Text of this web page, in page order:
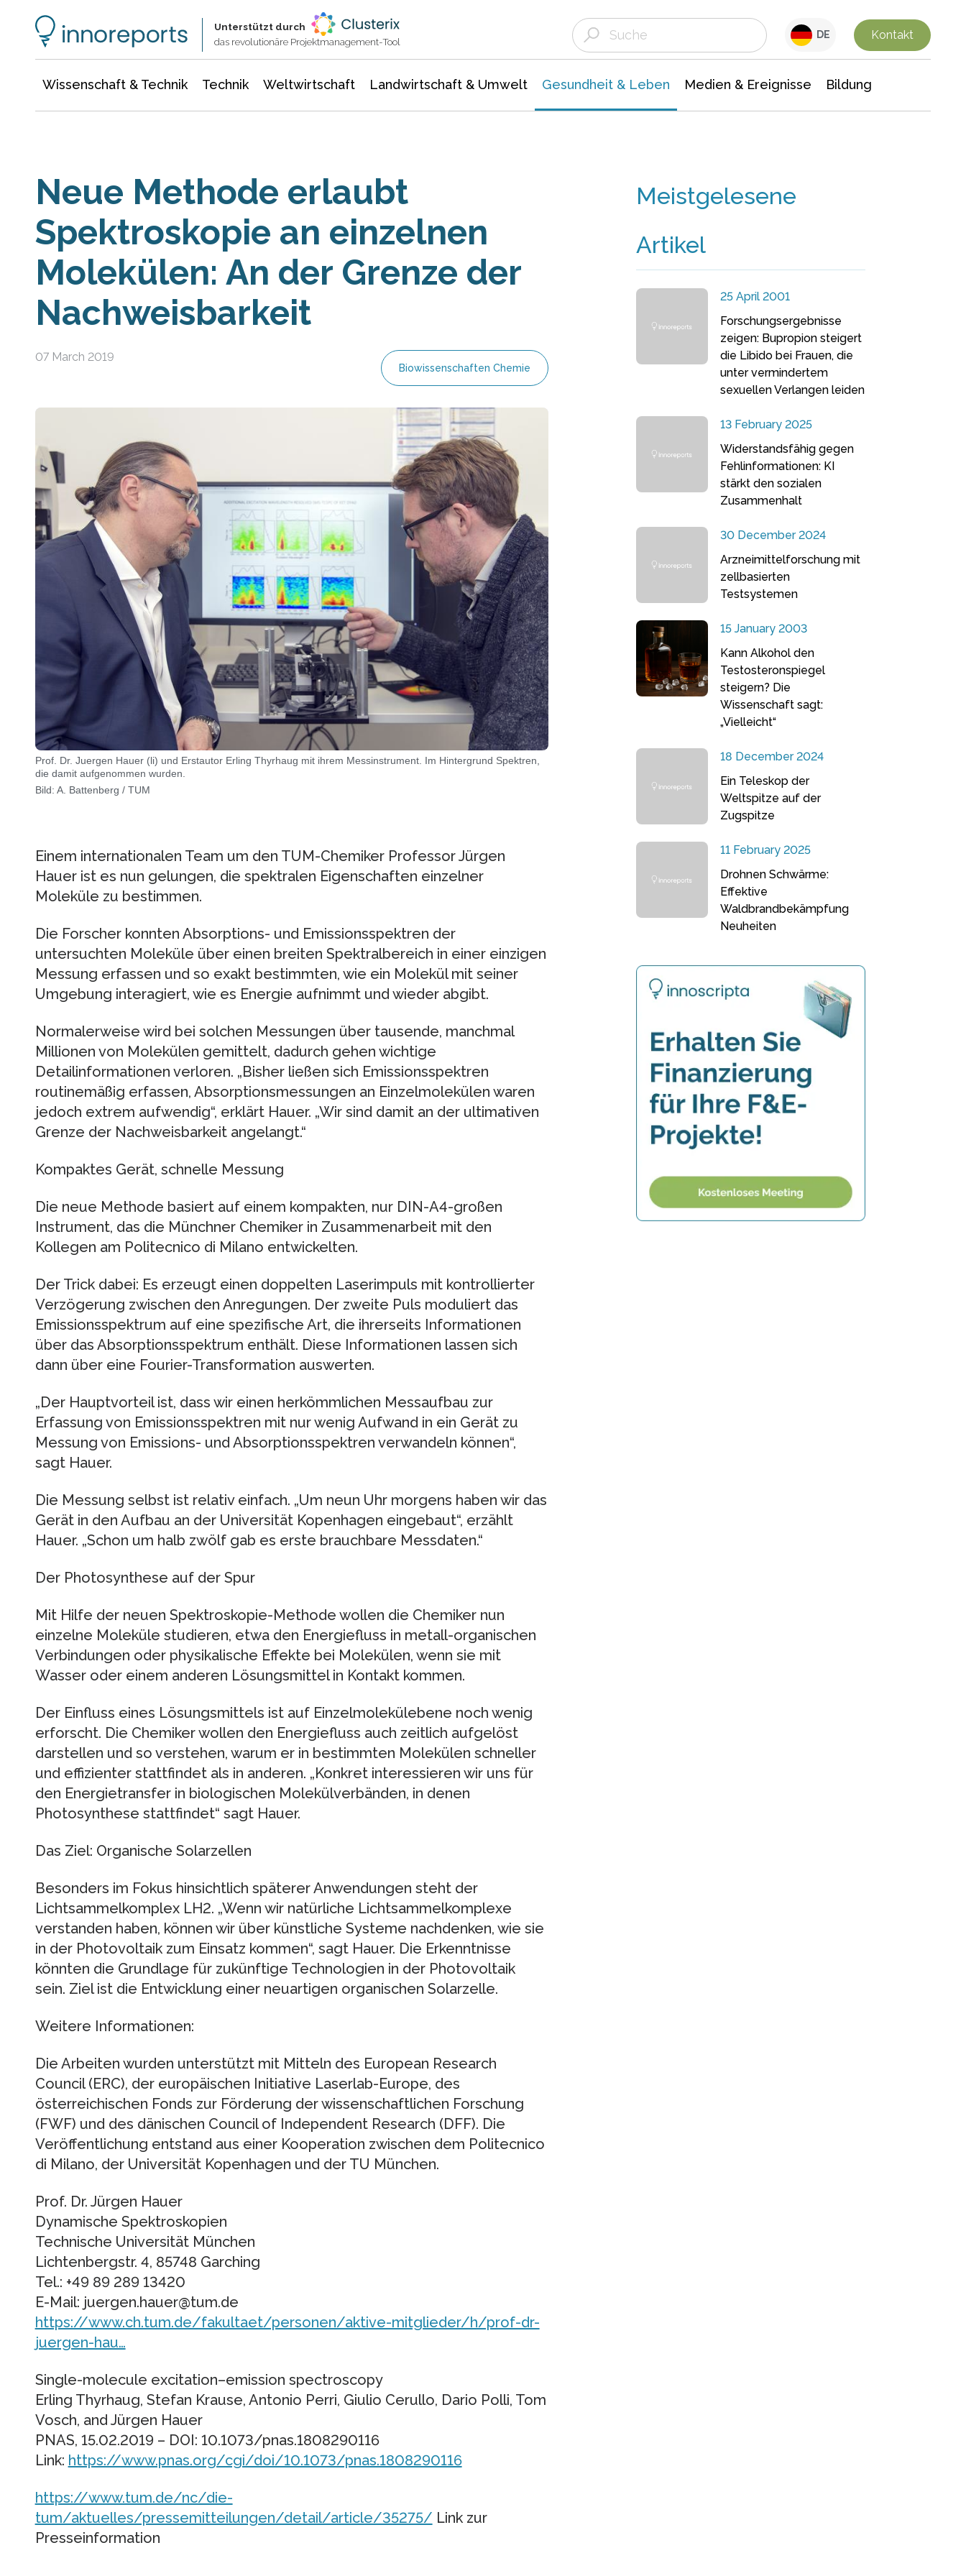
Unterstützt durch
das revolutionäre Projektmanagement-Tool
DE Kontakt
Wissenschaft & Technik Technik Weltwirtschaft Landwirtschaft & Umwelt Gesundheit & Leben Medien & Ereignisse Bildung
Neue Methode erlaubt
Spektroskopie an einzelnen
Molekülen: An der Grenze der
Nachweisbarkeit
07 March 2019
Biowissenschaften Chemie
Prof. Dr. Juergen Hauer (li) und Erstautor Erling Thyrhaug mit ihrem Messinstrument. Im Hintergrund Spektren,
die damit aufgenommen wurden.
Bild: A. Battenberg / TUM
Einem internationalen Team um den TUM-Chemiker Professor Jürgen
Hauer ist es nun gelungen, die spektralen Eigenschaften einzelner
Moleküle zu bestimmen.
Die Forscher konnten Absorptions- und Emissionsspektren der
untersuchten Moleküle über einen breiten Spektralbereich in einer einzigen
Messung erfassen und so exakt bestimmten, wie ein Molekül mit seiner
Umgebung interagiert, wie es Energie aufnimmt und wieder abgibt.
Normalerweise wird bei solchen Messungen über tausende, manchmal
Millionen von Molekülen gemittelt, dadurch gehen wichtige
Detailinformationen verloren. „Bisher ließen sich Emissionsspektren
routinemäßig erfassen, Absorptionsmessungen an Einzelmolekülen waren
jedoch extrem aufwendig“, erklärt Hauer. „Wir sind damit an der ultimativen
Grenze der Nachweisbarkeit angelangt.“
Kompaktes Gerät, schnelle Messung
Die neue Methode basiert auf einem kompakten, nur DIN-A4-großen
Instrument, das die Münchner Chemiker in Zusammenarbeit mit den
Kollegen am Politecnico di Milano entwickelten.
Der Trick dabei: Es erzeugt einen doppelten Laserimpuls mit kontrollierter
Verzögerung zwischen den Anregungen. Der zweite Puls moduliert das
Emissionsspektrum auf eine spezifische Art, die ihrerseits Informationen
über das Absorptionsspektrum enthält. Diese Informationen lassen sich
dann über eine Fourier-Transformation auswerten.
„Der Hauptvorteil ist, dass wir einen herkömmlichen Messaufbau zur
Erfassung von Emissionsspektren mit nur wenig Aufwand in ein Gerät zu
Messung von Emissions- und Absorptionsspektren verwandeln können“,
sagt Hauer.
Die Messung selbst ist relativ einfach. „Um neun Uhr morgens haben wir das
Gerät in den Aufbau an der Universität Kopenhagen eingebaut“, erzählt
Hauer. „Schon um halb zwölf gab es erste brauchbare Messdaten.“
Der Photosynthese auf der Spur
Mit Hilfe der neuen Spektroskopie-Methode wollen die Chemiker nun
einzelne Moleküle studieren, etwa den Energiefluss in metall-organischen
Verbindungen oder physikalische Effekte bei Molekülen, wenn sie mit
Wasser oder einem anderen Lösungsmittel in Kontakt kommen.
Der Einfluss eines Lösungsmittels ist auf Einzelmolekülebene noch wenig
erforscht. Die Chemiker wollen den Energiefluss auch zeitlich aufgelöst
darstellen und so verstehen, warum er in bestimmten Molekülen schneller
und effizienter stattfindet als in anderen. „Konkret interessieren wir uns für
den Energietransfer in biologischen Molekülverbänden, in denen
Photosynthese stattfindet“ sagt Hauer.
Das Ziel: Organische Solarzellen
Besonders im Fokus hinsichtlich späterer Anwendungen steht der
Lichtsammelkomplex LH2. „Wenn wir natürliche Lichtsammelkomplexe
verstanden haben, können wir über künstliche Systeme nachdenken, wie sie
in der Photovoltaik zum Einsatz kommen“, sagt Hauer. Die Erkenntnisse
könnten die Grundlage für zukünftige Technologien in der Photovoltaik
sein. Ziel ist die Entwicklung einer neuartigen organischen Solarzelle.
Weitere Informationen:
Die Arbeiten wurden unterstützt mit Mitteln des European Research
Council (ERC), der europäischen Initiative Laserlab-Europe, des
österreichischen Fonds zur Förderung der wissenschaftlichen Forschung
(FWF) und des dänischen Council of Independent Research (DFF). Die
Veröffentlichung entstand aus einer Kooperation zwischen dem Politecnico
di Milano, der Universität Kopenhagen und der TU München.
Prof. Dr. Jürgen Hauer
Dynamische Spektroskopien
Technische Universität München
Lichtenbergstr. 4, 85748 Garching
Tel.: +49 89 289 13420
E-Mail: juergen.hauer@tum.de
https://www.ch.tum.de/fakultaet/personen/aktive-mitglieder/h/prof-dr-
juergen-hau…
Single-molecule excitation–emission spectroscopy
Erling Thyrhaug, Stefan Krause, Antonio Perri, Giulio Cerullo, Dario Polli, Tom
Vosch, and Jürgen Hauer
PNAS, 15.02.2019 – DOI: 10.1073/pnas.1808290116
Link: https://www.pnas.org/cgi/doi/10.1073/pnas.1808290116
https://www.tum.de/nc/die-
tum/aktuelles/pressemitteilungen/detail/article/35275/ Link zur
Presseinformation
Meistgelesene
Artikel
25 April 2001
Forschungsergebnisse
zeigen: Bupropion steigert
die Libido bei Frauen, die
unter vermindertem
sexuellen Verlangen leiden
13 February 2025
Widerstandsfähig gegen
Fehlinformationen: KI
stärkt den sozialen
Zusammenhalt
30 December 2024
Arzneimittelforschung mit
zellbasierten
Testsystemen
15 January 2003
Kann Alkohol den
Testosteronspiegel
steigern? Die
Wissenschaft sagt:
„Vielleicht“
18 December 2024
Ein Teleskop der
Weltspitze auf der
Zugspitze
11 February 2025
Drohnen Schwärme:
Effektive
Waldbrandbekämpfung
Neuheiten